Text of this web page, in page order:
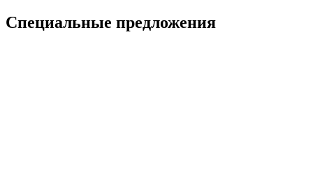
Специальные предложения